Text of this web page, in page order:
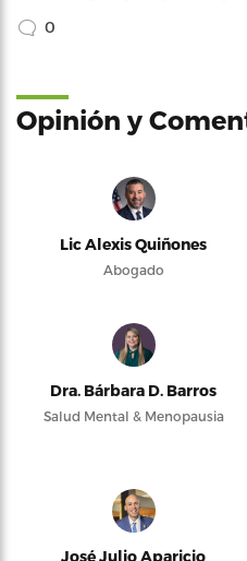
0
Opinión y
Lic Alexis Quiñones
Abogado
Dra. Bárbara D. Barros
Salud Mental & Menopausia
José Julio Aparicio